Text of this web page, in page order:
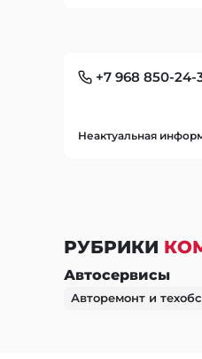
+7 968 850-24-
Неактуальная
РУБРИКИ
Автосервисы
Авторемонт и